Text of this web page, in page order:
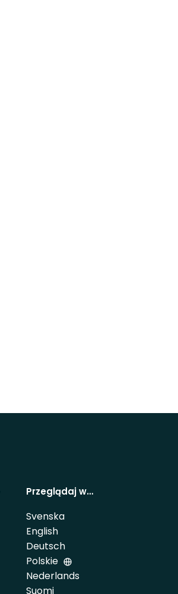
Przeglądaj w…
Svenska
English
Deutsch
Polskie
Nederlands
Suomi